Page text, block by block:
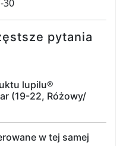
30
pytania
lupilu®
(19-22, Różowy/
w tej samej